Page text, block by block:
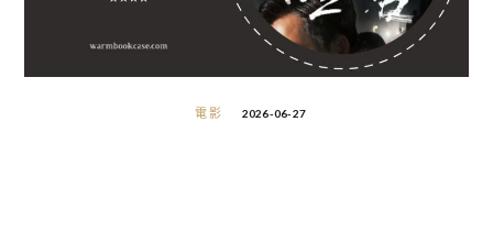
電影 2026-06-27